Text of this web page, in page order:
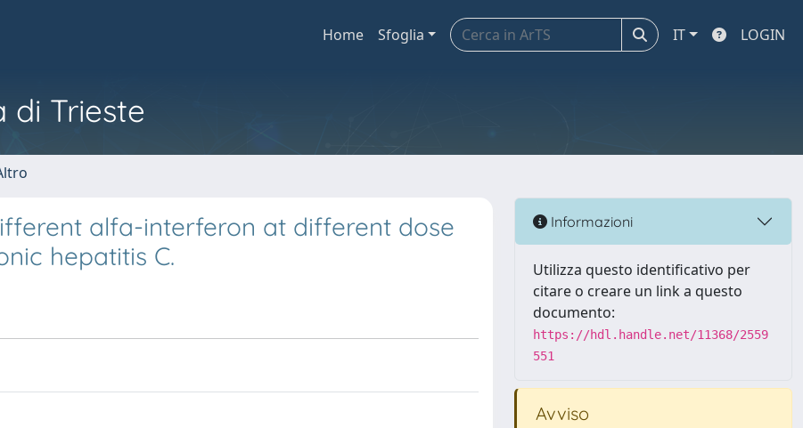
Home Sfoglia IT LOGIN
di Trieste
alfa-interferon at different dose
hepatitis C.
Informazioni
Utilizza questo identificativo per
citare o creare un link a questo
documento:
https://hdl.handle.net/11368/2559
551
Avviso